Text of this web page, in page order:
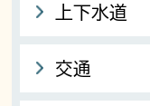
上下水道
交通